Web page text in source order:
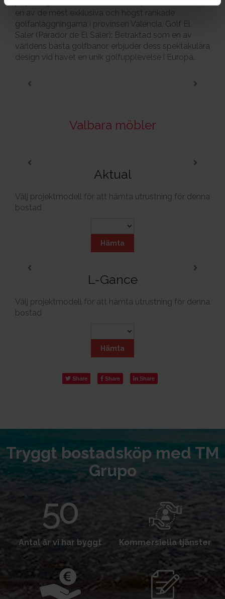
en av de mest exklusiva och högst rankade
golfanläggningarna i provinsen Valencia. Golf El
Saler (Parador de El Saler): Betraktad som en av
världens bästa golfbanor, erbjuder dess spektakulära
design vid havet en unik golfupplevelse i Europa.
Valbara möbler
Aktual
Välj projektmodell för att hämta utrustning för denna
bostad
Hämta
L-Gance
Välj projektmodell för att hämta utrustning för denna
bostad
Hämta
Share Share Share
Tryggt bostadsköp med TM
Grupo
Antal år vi har byggt Kommersiella tjänster